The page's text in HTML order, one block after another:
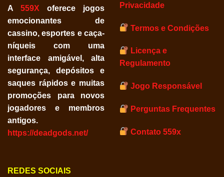
A 559X oferece jogos
emocionantes de
cassino, esportes e caça-
níqueis com uma
interface amigável, alta
segurança, depósitos e
saques rápidos e muitas
promoções para novos
jogadores e membros
antigos.
https://deadgods.net/
REDES SOCIAIS
Privacidade
Termos e Condições
Licença e
Regulamento
Jogo Responsável
Perguntas Frequentes
Contato 559x